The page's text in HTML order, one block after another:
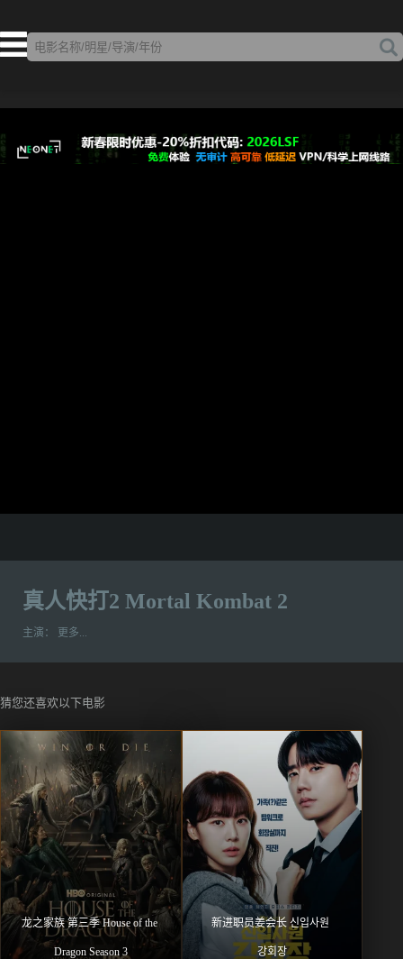
真人快打2 Mortal Kombat 2
主演： 更多...
猜您还喜欢以下电影
龙之家族 第三季 House of the
Dragon Season 3
新进职员姜会长 신입사원
강회장